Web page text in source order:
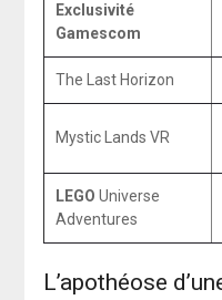
Exclusivité
Gamescom
The Last Horizon
Mystic Lands VR
LEGO Universe
Adventures
L’apothéose